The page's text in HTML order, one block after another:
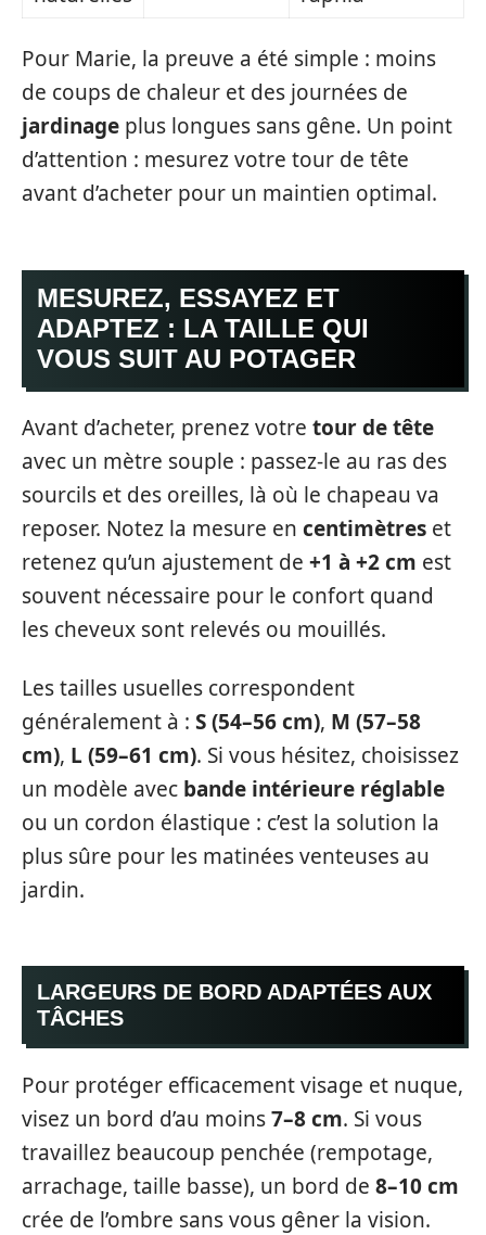
Pour Marie, la preuve a été simple : moins
de coups de chaleur et des journées de
jardinage plus longues sans gêne. Un point
d’attention : mesurez votre tour de tête
avant d’acheter pour un maintien optimal.
MESUREZ, ESSAYEZ ET
ADAPTEZ : LA TAILLE QUI
VOUS SUIT AU POTAGER
Avant d’acheter, prenez votre tour de tête
avec un mètre souple : passez-le au ras des
sourcils et des oreilles, là où le chapeau va
reposer. Notez la mesure en centimètres et
retenez qu’un ajustement de +1 à +2 cm est
souvent nécessaire pour le confort quand
les cheveux sont relevés ou mouillés.
Les tailles usuelles correspondent
généralement à : S (54–56 cm), M (57–58
cm), L (59–61 cm). Si vous hésitez, choisissez
un modèle avec bande intérieure réglable
ou un cordon élastique : c’est la solution la
plus sûre pour les matinées venteuses au
jardin.
LARGEURS DE BORD ADAPTÉES AUX
TÂCHES
Pour protéger efficacement visage et nuque,
visez un bord d’au moins7–8 cm. Si vous
travaillez beaucoup penchée (rempotage,
arrachage, taille basse), un bord de 8–10 cm
crée de l’ombre sans vous gêner la vision.